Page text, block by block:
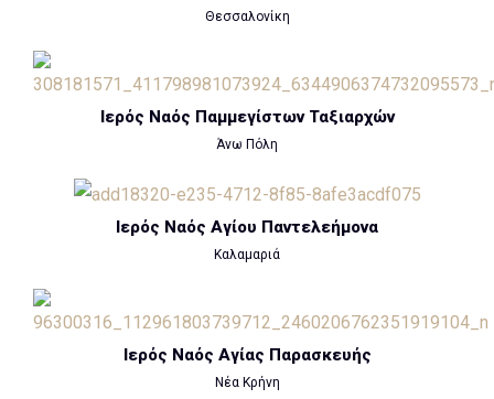
Θεσσαλονίκη
Ιερός Ναός Παμμεγίστων Ταξιαρχών
Άνω Πόλη
Ιερός Ναός Αγίου Παντελεήμονα
Καλαμαριά
Ιερός Ναός Αγίας Παρασκευής
Νέα Κρήνη